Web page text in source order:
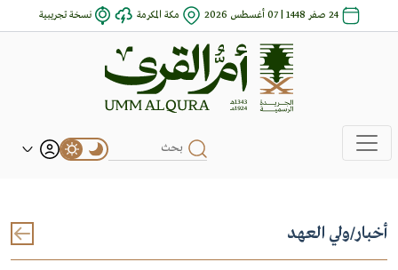
24 صفر 1448 | 07 أغسطس 2026 مكة المكرمة نسخة تجريبية
أخبار/ولي العهد